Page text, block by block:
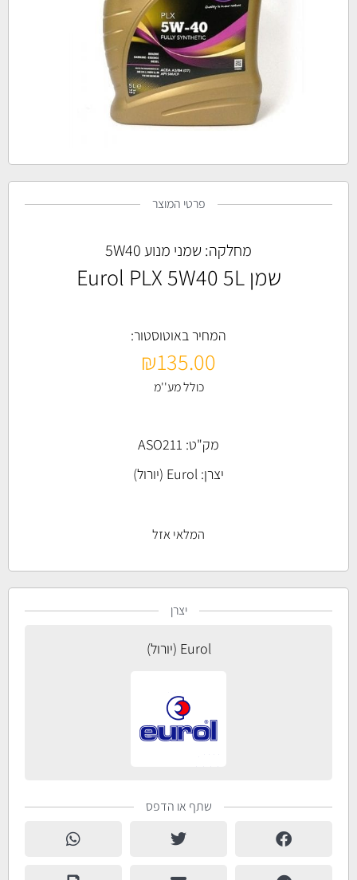
פרטי המוצר
מחלקה: שמני מנוע 5W40
שמן Eurol PLX 5W40 5L
המחיר באוטוסטור:
₪135.00
כולל מע''מ
מק"ט: ASO211
יצרן: Eurol (יורול)
המלאי אזל
יצרן
Eurol (יורול)
שתף או הדפס